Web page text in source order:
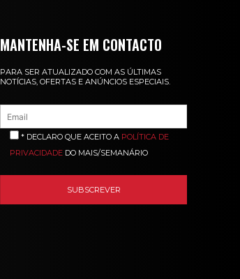
MANTENHA-SE EM CONTACTO
PARA SER ATUALIZADO COM AS ÚLTIMAS
NOTÍCIAS, OFERTAS E ANÚNCIOS ESPECIAIS.
* DECLARO QUE ACEITO A POLÍTICA DE
PRIVACIDADE DO MAIS/SEMANÁRIO